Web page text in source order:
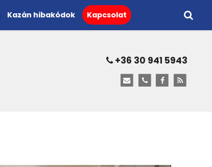
Kazán hibakódok Kapcsolat
+36 30 941 5943